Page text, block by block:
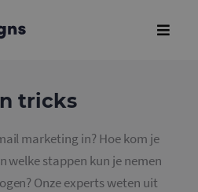
tricks
marketing in? Hoe kom je
welke stappen kun je nemen
Onze experts weten uit